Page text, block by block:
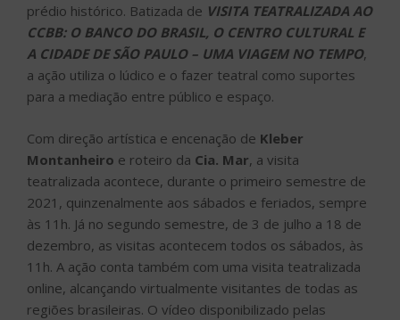
prédio histórico. Batizada de VISITA TEATRALIZADA AO
CCBB: O BANCO DO BRASIL, O CENTRO CULTURAL E
A CIDADE DE SÃO PAULO – UMA VIAGEM NO TEMPO,
a ação utiliza o lúdico e o fazer teatral como suportes
para a mediação entre público e espaço.
Com direção artística e encenação de Kleber
Montanheiro e roteiro da Cia. Mar, a visita
teatralizada acontece, durante o primeiro semestre de
2021, quinzenalmente aos sábados e feriados, sempre
às 11h. Já no segundo semestre, de 3 de julho a 18 de
dezembro, as visitas acontecem todos os sábados, às
11h. A ação conta também com uma visita teatralizada
online, alcançando virtualmente visitantes de todas as
regiões brasileiras. O vídeo disponibilizado pelas